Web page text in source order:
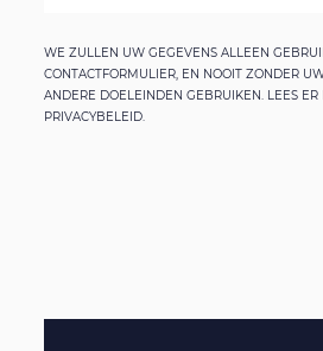
WE ZULLEN UW GEGEVENS ALLEEN
CONTACTFORMULIER, EN NOOIT ZONDER
ANDERE DOELEINDEN GEBRUIKEN. LEES ER
PRIVACYBELEID.